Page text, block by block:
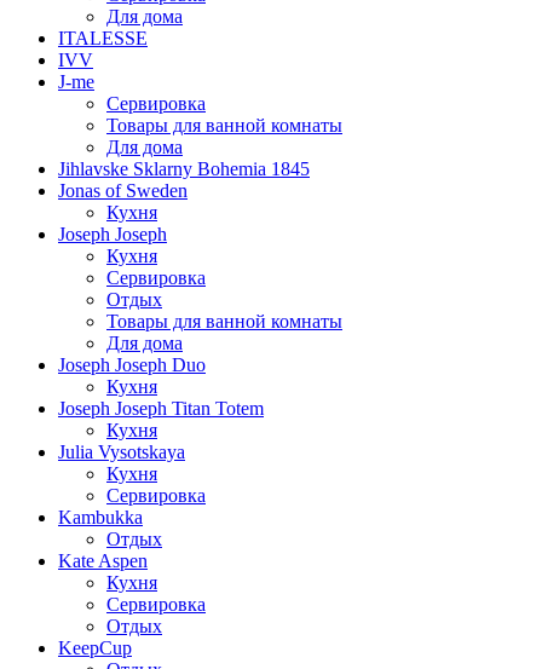
Для дома
ITALESSE
IVV
J-me
Сервировка
Товары для ванной комнаты
Для дома
Jihlavske Sklarny Bohemia 1845
Jonas of Sweden
Кухня
Joseph Joseph
Кухня
Сервировка
Отдых
Товары для ванной комнаты
Для дома
Joseph Joseph Duo
Кухня
Joseph Joseph Titan Totem
Кухня
Julia Vysotskaya
Кухня
Сервировка
Kambukka
Отдых
Kate Aspen
Кухня
Сервировка
Отдых
KeepCup